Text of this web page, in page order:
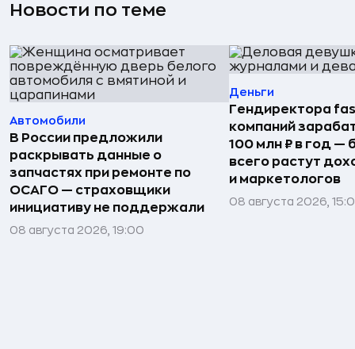
Новости по теме
Автомобили
В России предложили
раскрывать данные о
запчастях при ремонте по
ОСАГО — страховщики
инициативу не поддержали
08 августа 2026, 19:00
Деньги
Гендиректора
компаний
100 млн ₽ в год —
всего растут
и маркетологов
08 августа 2026,